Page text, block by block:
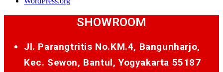
SHOWROOM
Jl. Parangtritis No.KM.4, Bangunharjo,
Kec. Sewon, Bantul, Yogyakarta 55187